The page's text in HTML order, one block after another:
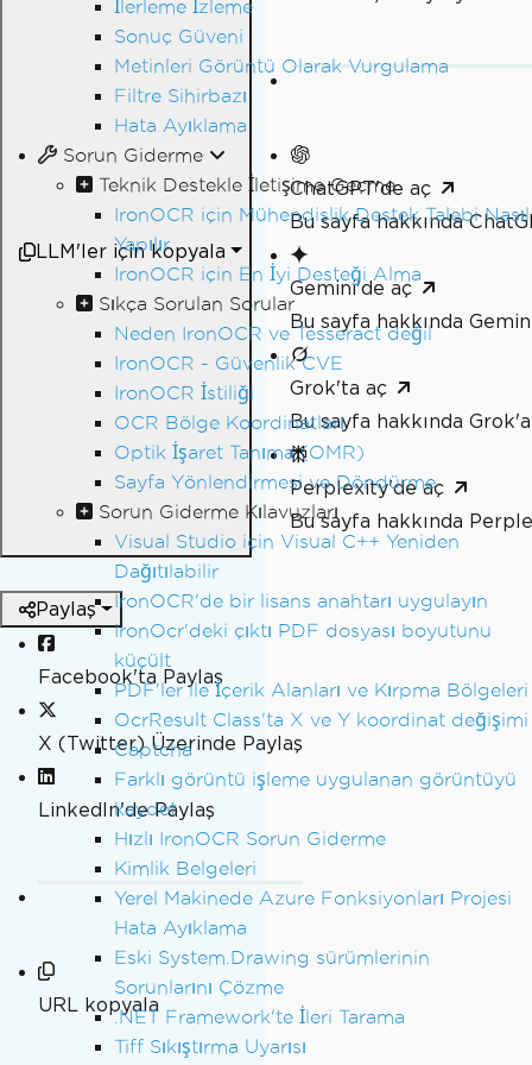
İlerleme İzleme
Sonuç Güveni
Metinleri Görüntü Olarak Vurgulama
Filtre Sihirbazı
Hata Ayıklama
Sorun Giderme
Teknik Destekle İletişime Geçme
IronOCR için Mühendislik Destek Talebi Nasıl
Yapılır
IronOCR için En İyi Desteği Alma
Sıkça Sorulan Sorular
Neden IronOCR ve Tesseract değil
IronOCR - Güvenlik CVE
IronOCR İstiliği
OCR Bölge Koordinatları
Optik İşaret Tanıma (OMR)
Sayfa Yönlendirmesi ve Döndürme
Sorun Giderme Kılavuzları
Visual Studio için Visual C++ Yeniden
Dağıtılabilir
IronOCR'de bir lisans anahtarı uygulayın
IronOcr'deki çıktı PDF dosyası boyutunu
küçült
PDF'ler ile İçerik Alanları ve Kırpma Bölgeleri
OcrResult Class'ta X ve Y koordinat değişimi
Captcha
Farklı görüntü işleme uygulanan görüntüyü
kaydet
Hızlı IronOCR Sorun Giderme
Kimlik Belgeleri
Yerel Makinede Azure Fonksiyonları Projesi
Hata Ayıklama
Eski System.Drawing sürümlerinin
Sorunlarını Çözme
.NET Framework'te İleri Tarama
Tiff Sıkıştırma Uyarısı
LLM'ler için kopyala
ChatGPT'de aç
Bu sayfa hakkında
Gemini'de aç
Bu sayfa hakkında
Grok'ta aç
Bu sayfa hakkında
Perplexity'de aç
Bu sayfa hakkında
Paylaş
Facebook'ta Paylaş
X (Twitter) Üzerinde Paylaş
LinkedIn'de Paylaş
URL kopyala